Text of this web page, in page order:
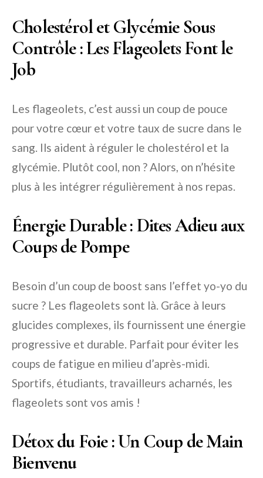
Cholestérol et Glycémie Sous
Contrôle : Les Flageolets Font le
Job
Les flageolets, c’est aussi un coup de pouce
pour votre cœur et votre taux de sucre dans le
sang. Ils aident à réguler le cholestérol et la
glycémie. Plutôt cool, non ? Alors, on n’hésite
plus à les intégrer régulièrement à nos repas.
Énergie Durable : Dites Adieu aux
Coups de Pompe
Besoin d’un coup de boost sans l’effet yo-yo du
sucre ? Les flageolets sont là. Grâce à leurs
glucides complexes, ils fournissent une énergie
progressive et durable. Parfait pour éviter les
coups de fatigue en milieu d’après-midi.
Sportifs, étudiants, travailleurs acharnés, les
flageolets sont vos amis !
Détox du Foie : Un Coup de Main
Bienvenu